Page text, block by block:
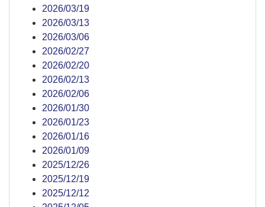
2026/03/19
2026/03/13
2026/03/06
2026/02/27
2026/02/20
2026/02/13
2026/02/06
2026/01/30
2026/01/23
2026/01/16
2026/01/09
2025/12/26
2025/12/19
2025/12/12